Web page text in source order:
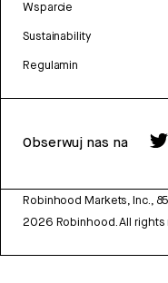
Wsparcie
Sustainability
Regulamin
Obserwuj nas na
Robinhood Markets, Inc.,
2026 Robinhood. All